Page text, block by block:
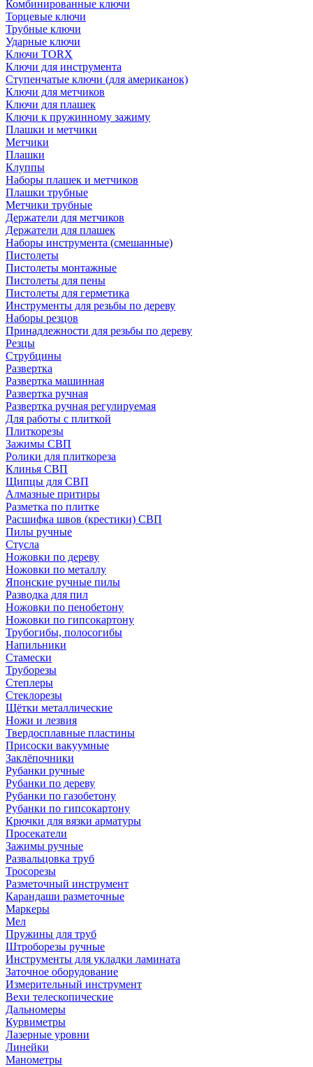
Комбинированные ключи
Торцевые ключи
Трубные ключи
Ударные ключи
Ключи TORX
Ключи для инструмента
Ступенчатые ключи (для американок)
Ключи для метчиков
Ключи для плашек
Ключи к пружинному зажиму
Плашки и метчики
Метчики
Плашки
Клуппы
Наборы плашек и метчиков
Плашки трубные
Метчики трубные
Держатели для метчиков
Держатели для плашек
Наборы инструмента (смешанные)
Пистолеты
Пистолеты монтажные
Пистолеты для пены
Пистолеты для герметика
Инструменты для резьбы по дереву
Наборы резцов
Принадлежности для резьбы по дереву
Резцы
Струбцины
Развертка
Развертка машинная
Развертка ручная
Развертка ручная регулируемая
Для работы с плиткой
Плиткорезы
Зажимы СВП
Ролики для плиткореза
Клинья СВП
Щипцы для СВП
Алмазные притиры
Разметка по плитке
Расшифка швов (крестики) СВП
Пилы ручные
Стусла
Ножовки по дереву
Ножовки по металлу
Японские ручные пилы
Разводка для пил
Ножовки по пенобетону
Ножовки по гипсокартону
Трубогибы, полосогибы
Напильники
Стамески
Труборезы
Степлеры
Стеклорезы
Щётки металлические
Ножи и лезвия
Твердосплавные пластины
Присоски вакуумные
Заклёпочники
Рубанки ручные
Рубанки по дереву
Рубанки по газобетону
Рубанки по гипсокартону
Крючки для вязки арматуры
Просекатели
Зажимы ручные
Развальцовка труб
Тросорезы
Разметочный инструмент
Карандаши разметочные
Маркеры
Мел
Пружины для труб
Штроборезы ручные
Инструменты для укладки ламината
Заточное оборудование
Измерительный инструмент
Вехи телескопические
Дальномеры
Курвиметры
Лазерные уровни
Линейки
Манометры